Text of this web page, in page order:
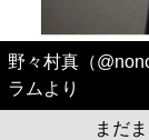
野々村真（
ラムより
まだ